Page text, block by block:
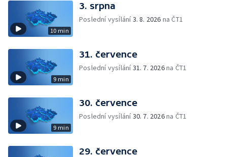
10 min
3. srpna
Poslední vysílání3. 8. 2026 na ČT1
9 min
31. července
Poslední vysílání31. 7. 2026na ČT1
9 min
30. července
Poslední vysílání30. 7. 2026na ČT1
29. července